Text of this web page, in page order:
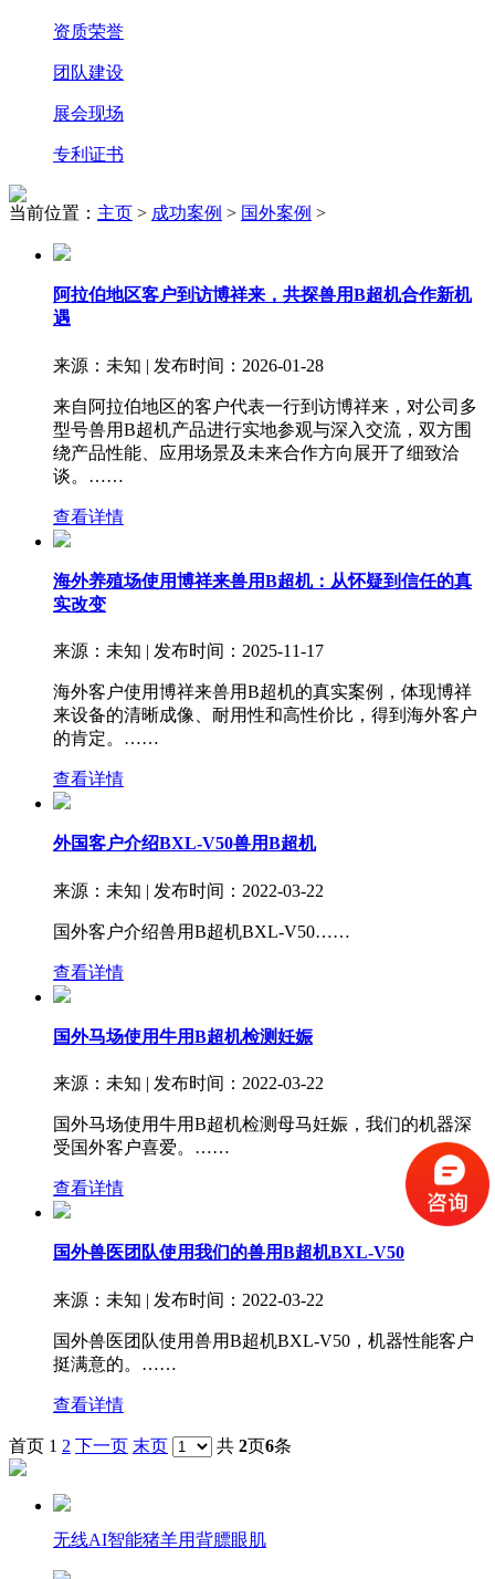
资质荣誉
团队建设
展会现场
专利证书
当前位置： 主页 > 成功案例 > 国外案例 >
阿拉伯地区客户到访博祥来，共探兽用B超机合作新机
遇
来源：未知 | 发布时间：2026-01-28
来自阿拉伯地区的客户代表一行到访博祥来，对公司多
型号兽用B超机产品进行实地参观与深入交流，双方围
绕产品性能、应用场景及未来合作方向展开了细致洽
谈。……
查看详情
海外养殖场使用博祥来兽用B超机：从怀疑到信任的真
实改变
来源：未知 | 发布时间：2025-11-17
海外客户使用博祥来兽用B超机的真实案例，体现博祥
来设备的清晰成像、耐用性和高性价比，得到海外客户
的肯定。……
查看详情
外国客户介绍BXL-V50兽用B超机
来源：未知 | 发布时间：2022-03-22
国外客户介绍兽用B超机BXL-V50……
查看详情
国外马场使用牛用B超机检测妊娠
来源：未知 | 发布时间：2022-03-22
国外马场使用牛用B超机检测母马妊娠，我们的机器深
受国外客户喜爱。……
查看详情
国外兽医团队使用我们的兽用B超机BXL-V50
来源：未知 | 发布时间：2022-03-22
国外兽医团队使用兽用B超机BXL-V50，机器性能客户
挺满意的。……
查看详情
首页 1 2 下一页 末页 共 2页6条
无线AI智能猪羊用背膘眼肌